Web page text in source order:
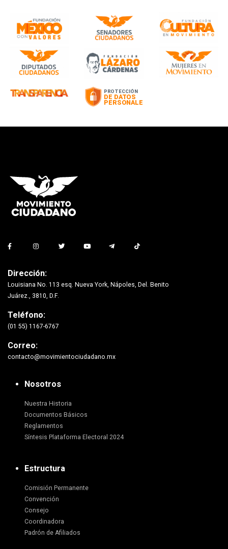
Dirección:
Louisiana No. 113 esq. Nueva York, Nápoles, Del. Benito
Juárez., 3810, D.F.
Teléfono:
(01 55) 1167-6767
Correo:
contacto@movimientociudadano.mx
Nosotros
Nuestra Historia
Documentos Básicos
Reglamentos
Síntesis Plataforma Electoral 2024
Estructura
Comisión Permanente
Convención
Consejo
Coordinadora
Padrón de Afiliados